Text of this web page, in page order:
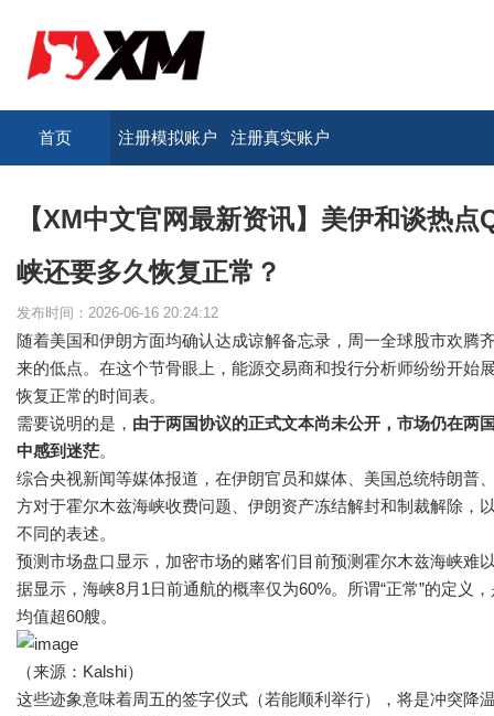
首页 注册模拟账户 注册真实账户
【XM中文官网最新资讯】美伊和谈热
峡还要多久恢复正常？
发布时间：2026-06-16 20:24:12
随着美国和伊朗方面均确认达成谅解备忘录，周一全球股市欢腾
来的低点。在这个节骨眼上，能源交易商和投行分析师纷纷开始
恢复正常的时间表。
需要说明的是， 由于两国协议的正式文本尚未公开，市场仍在两
中感到迷茫。
综合央视新闻等媒体报道，在伊朗官员和媒体、美国总统特朗普
方对于霍尔木兹海峡收费问题、伊朗资产冻结解封和制裁解除，
不同的表述。
预测市场盘口显示，加密市场的赌客们目前预测霍尔木兹海峡难
据显示，海峡8月1日前通航的概率仅为60%。所谓“正常”的定义
均值超60艘。
（来源：Kalshi）
这些迹象意味着周五的签字仪式（若能顺利举行），将是冲突降